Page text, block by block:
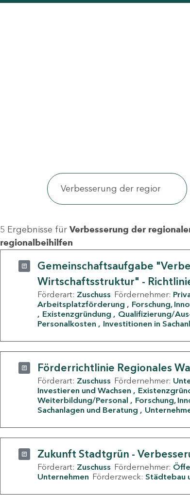
5 Ergebnisse für Verbesserung der
regionalbeihilfen
Gemeinschaftsaufgabe
Wirtschaftsstruktur" -
Förderart: Zuschuss Fördernehmer:
Arbeitsplatzförderung
Forschung,
Existenzgründung
Qualifizierung/
Personalkosten
Investitionen in
Förderrichtlinie Regionales
Förderart: Zuschuss Fördernehmer:
Investieren und Wachsen
Weiterbildung/Personal
Forschung,
Sachanlagen und Beratung
Zukunft Stadtgrün -
Förderart: Zuschuss Fördernehmer:
Unternehmen Förderzweck: Städtebau